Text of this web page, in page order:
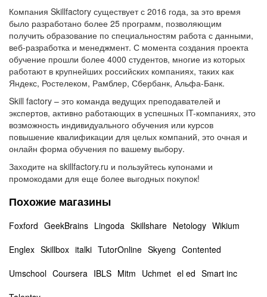
Компания Skillfactory существует с 2016 года, за это время
было разработано более 25 программ, позволяющим
получить образование по специальностям работа с данными,
веб-разработка и менеджмент. С момента создания проекта
обучение прошли более 4000 студентов, многие из которых
работают в крупнейших российских компаниях, таких как
Яндекс, Ростелеком, Рамблер, Сбербанк, Альфа-Банк.
Skill factory – это команда ведущих преподавателей и
экспертов, активно работающих в успешных IT-компаниях, это
возможность индивидуального обучения или курсов
повышение квалификации для целых компаний, это очная и
онлайн форма обучения по вашему выбору.
Заходите на skillfactory.ru и пользуйтесь купонами и
промокодами для еще более выгодных покупок!
Похожие магазины
Foxford GeekBrains Lingoda Skillshare Netology Wikium
Englex Skillbox italki TutorOnline Skyeng Contented
Umschool Coursera IBLS Mitm Uchmet el ed Smart inc